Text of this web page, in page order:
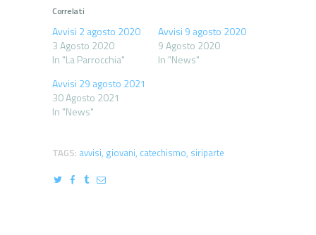
Correlati
Avvisi 2 agosto 2020
3 Agosto 2020
In "La Parrocchia"
Avvisi 9 agosto 2020
9 Agosto 2020
In "News"
Avvisi 29 agosto 2021
30 Agosto 2021
In "News"
TAGS: avvisi, giovani, catechismo, siriparte